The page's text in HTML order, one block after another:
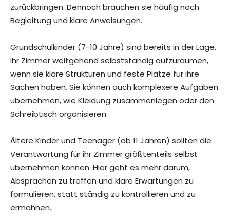
zurückbringen. Dennoch brauchen sie häufig noch
Begleitung und klare Anweisungen.
Grundschulkinder (7-10 Jahre) sind bereits in der Lage,
ihr Zimmer weitgehend selbstständig aufzuräumen,
wenn sie klare Strukturen und feste Plätze für ihre
Sachen haben. Sie können auch komplexere Aufgaben
übernehmen, wie Kleidung zusammenlegen oder den
Schreibtisch organisieren.
Ältere Kinder und Teenager (ab 11 Jahren) sollten die
Verantwortung für ihr Zimmer größtenteils selbst
übernehmen können. Hier geht es mehr darum,
Absprachen zu treffen und klare Erwartungen zu
formulieren, statt ständig zu kontrollieren und zu
ermahnen.